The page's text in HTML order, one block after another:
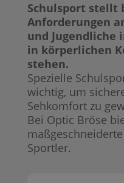
Schulsport stellt
Anforderungen
und Jugendliche
in körperlichen
stehen.
Spezielle
wichtig, um
Sehkomfort zu
Bei Optic Bröse
Sportler.